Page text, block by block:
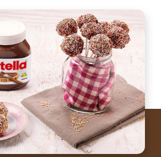
the recipe for Nutella®Cake Pops is fun